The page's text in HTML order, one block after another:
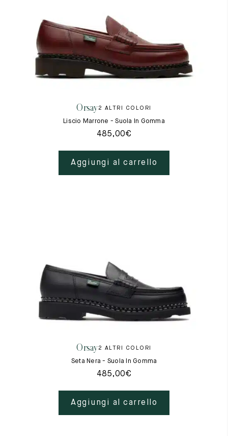
Orsay2 ALTRI COLORI
Liscio Marrone - Suola In Gomma
485,00€
Aggiungi al carrello
Orsay2 ALTRI COLORI
Seta Nera - Suola In Gomma
485,00€
Aggiungi al carrello